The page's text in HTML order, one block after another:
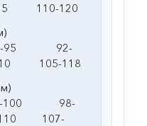
110-120
(см)
95 92-
105-118
98-
107-